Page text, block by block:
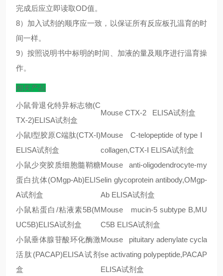
完成后应立即读取OD值。
8）加入试剂的顺序应一致，以保证所有反应板孔温育的时
间一样。
9）按照说明书中标明的时间、加液的量及顺序进行温育操
作。
相关产品
小鼠骨退化特异标志物(C
TX-2)ELISA试剂盒
Mouse CTX-2 ELISA试剂盒
小鼠Ⅰ型胶原C端肽(CTX-Ⅰ)
ELISA试剂盒
Mouse C-telopeptide of type Ⅰ
collagen,CTX-Ⅰ ELISA试剂盒
小鼠少突胶质细胞髓鞘糖
蛋白抗体(OMgp-Ab)ELIS
A试剂盒
Mouse anti-oligodendrocyte-my
elin glycoprotein antibody,OMgp-
Ab ELISA试剂盒
小鼠粘蛋白 /粘液素5B(M
UC5B)ELISA试剂盒
Mouse mucin-5 subtype B,MU
C5B ELISA试剂盒
小鼠垂体腺苷酸环化酶激
活肽(PACAP)ELISA试剂
盒
Mouse pituitary adenylate cycla
se activating polypeptide,PACAP
ELISA试剂盒